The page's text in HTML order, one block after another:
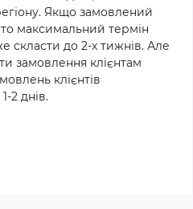
Якщо замовлений
то максимальний термін
скласти до 2-х тижнів. Але
замовлення клієнтам
клієнтів
2 днів.